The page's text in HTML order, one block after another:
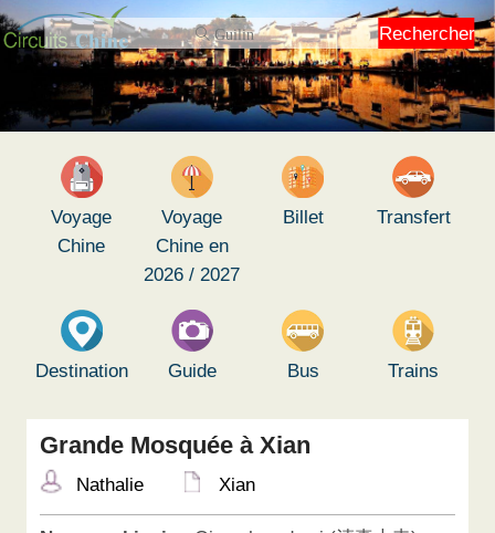
Rechercher
Voyage
Chine
Voyage
Chine en
2026 / 2027
Billet Transfert
Destination Guide Bus Trains
Grande Mosquée à Xian
Nathalie Xian